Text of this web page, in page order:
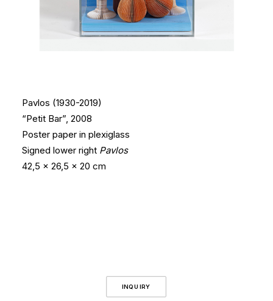
Pavlos (1930-2019)
“Petit Bar”, 2008
Poster paper in plexiglass
Signed lower right Pavlos
42,5 x 26,5 x 20 cm
INQUIRY